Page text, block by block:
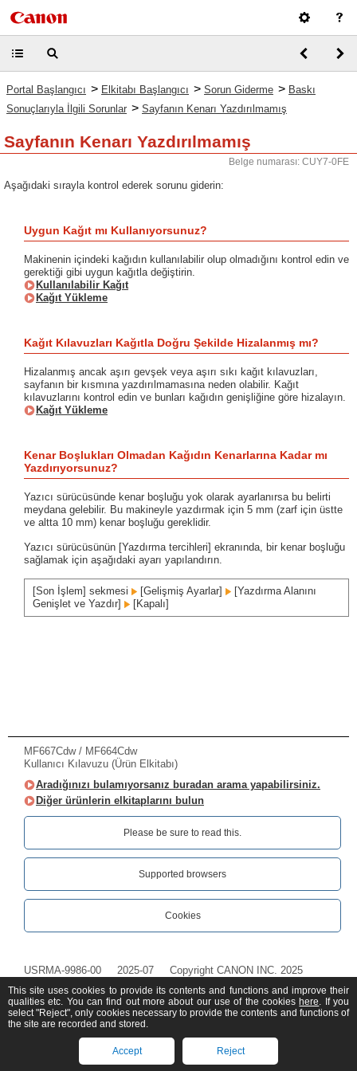
Portal Başlangıcı > Elkitabı Başlangıcı > Sorun Giderme > Baskı
Sonuçlarıyla İlgili Sorunlar > Sayfanın Kenarı Yazdırılmamış
Sayfanın Kenarı Yazdırılmamış
Belge numarası: CUY7-0FE
Aşağıdaki sırayla kontrol ederek sorunu giderin:
Uygun Kağıt mı Kullanıyorsunuz?
Makinenin içindeki kağıdın kullanılabilir olup olmadığını kontrol edin ve
gerektiği gibi uygun kağıtla değiştirin.
Kullanılabilir Kağıt
Kağıt Yükleme
Kağıt Kılavuzları Kağıtla Doğru Şekilde Hizalanmış mı?
Hizalanmış ancak aşırı gevşek veya aşırı sıkı kağıt kılavuzları,
sayfanın bir kısmına yazdırılmamasına neden olabilir. Kağıt
kılavuzlarını kontrol edin ve bunları kağıdın genişliğine göre hizalayın.
Kağıt Yükleme
Kenar Boşlukları Olmadan Kağıdın Kenarlarına Kadar mı
Yazdırıyorsunuz?
Yazıcı sürücüsünde kenar boşluğu yok olarak ayarlanırsa bu belirti
meydana gelebilir. Bu makineyle yazdırmak için 5 mm (zarf için üstte
ve altta 10 mm) kenar boşluğu gereklidir.
Yazıcı sürücüsünün [Yazdırma tercihleri] ekranında, bir kenar boşluğu
sağlamak için aşağıdaki ayarı yapılandırın.
[Son İşlem] sekmesi [Gelişmiş Ayarlar]
[Yazdırma Alanını
Genişlet ve Yazdır]
[Kapalı]
MF667Cdw / MF664Cdw
Kullanıcı Kılavuzu (Ürün Elkitabı)
Aradığınızı bulamıyorsanız buradan arama yapabilirsiniz.
Diğer ürünlerin elkitaplarını bulun
Please be sure to read this.‎
Supported browsers
Cookies
USRMA-9986-00 2025-07 Copyright CANON INC. 2025
This site uses cookies to provide its contents and functions and improve their
qualities etc. You can find out more about our use of the cookies here. If you
select "Reject", only cookies necessary to provide the contents and functions of
the site are recorded and stored.
Accept Reject